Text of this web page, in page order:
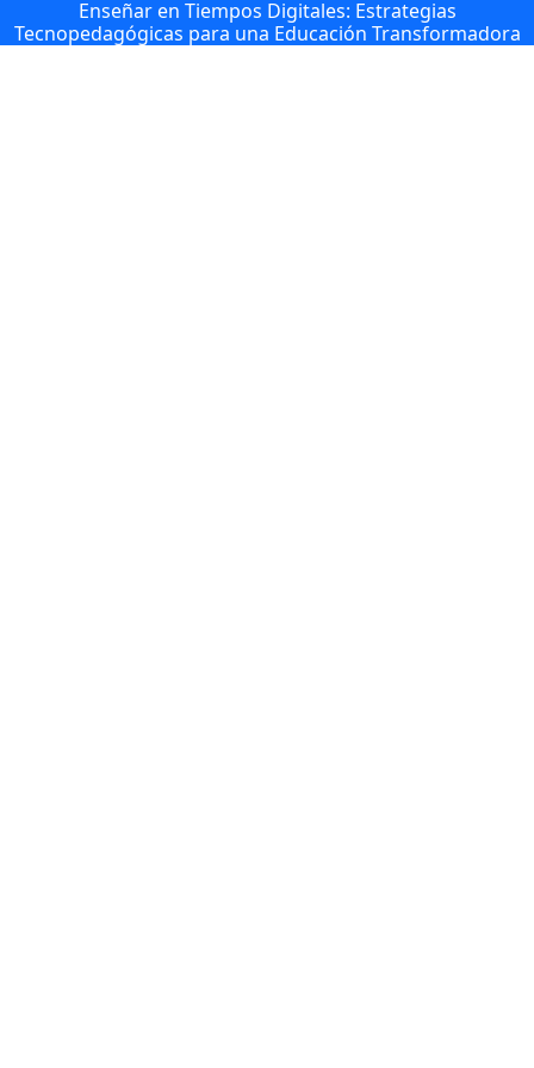
Enseñar en Tiempos Digitales: Estrategias
Tecnopedagógicas para una Educación Transformadora